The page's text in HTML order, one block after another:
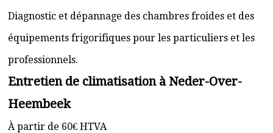
Diagnostic et dépannage des chambres froides et des
équipements frigorifiques pour les particuliers et les
professionnels.
Entretien de climatisation à Neder-Over-
Heembeek
À partir de 60€ HTVA